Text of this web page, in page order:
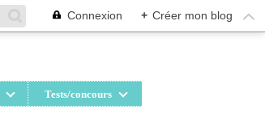
Connexion + Créer mon blog
Tests/concours